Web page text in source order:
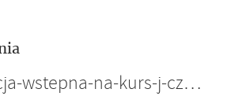
rekrutacja-wstepna-na-kurs-j-czeskiego-euwt-wyksztalcenie-.pdf